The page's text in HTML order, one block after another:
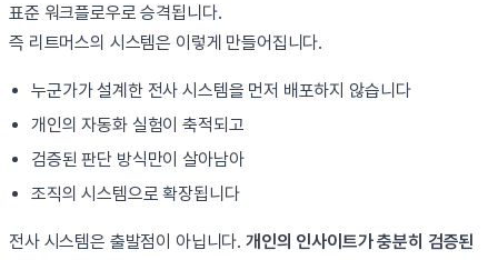
표준 워크플로우로 승격됩니다.
즉 리트머스의 시스템은 이렇게 만들어집니다.
누군가가 설계한 전사 시스템을 먼저 배포하지 않습니다
개인의 자동화 실험이 축적되고
검증된 판단 방식만이 살아남아
조직의 시스템으로 확장됩니다
전사 시스템은 출발점이 아닙니다. 개인의 인사이트가 충분히 검증된